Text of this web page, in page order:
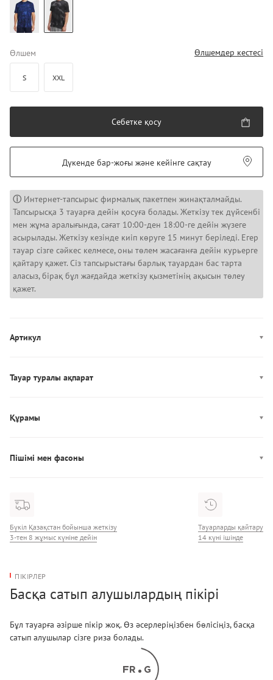
Өлшем Өлшемдер кестесі
S XXL
Себетке қосу
Дүкенде бар-жоғы және кейінге сақтау
ⓘ Интернет-тапсырыс фирмалық пакетпен жинақталмайды.
Тапсырысқа 3 тауарға дейін қосуға болады. Жеткізу тек дүйсенбі
мен жұма аралығында, сағат 10:00-ден 18:00-ге дейін жүзеге
асырылады. Жеткізу кезінде киіп көруге 15 минут беріледі. Егер
тауар сізге сәйкес келмесе, оны төлем жасағанға дейін курьерге
қайтару қажет. Сіз тапсырыстағы барлық тауардан бас тарта
аласыз, бірақ бұл жағдайда жеткізу қызметінің ақысын төлеу
қажет.
Артикул
Тауар туралы ақпарат
Әшекей: логотип
Жең ұзындығы: короткий
Құрамы
Пішімі мен фасоны
Бүкіл Қазақстан бойынша жеткізу
3-тен 8 жұмыс күніне дейін
Тауарларды қайтару
14 күні ішінде
ПІКІРЛЕР
Басқа сатып алушылардың пікірі
Бұл тауарға әзірше пікір жоқ. Өз әсерлеріңізбен бөлісіңіз, басқа
сатып алушылар сізге риза болады.